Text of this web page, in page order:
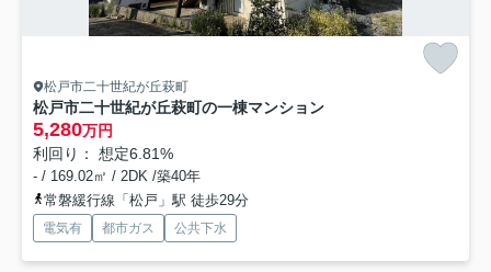
松戸市二十世紀が丘萩町
松戸市二十世紀が丘萩町の一棟マンション
5,280万円
利回り： 想定6.81%
- / 169.02㎡ / 2DK /築40年
常磐緩行線「松戸」駅 徒歩29分
電気有 都市ガス 公共下水